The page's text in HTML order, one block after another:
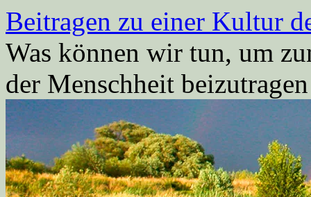
Zum
Inhalt
springen
Beitragen zu einer Kultur
Was können wir tun, um
der Menschheit